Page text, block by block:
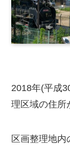
2018年(平成
理区域の住所
区画整理地